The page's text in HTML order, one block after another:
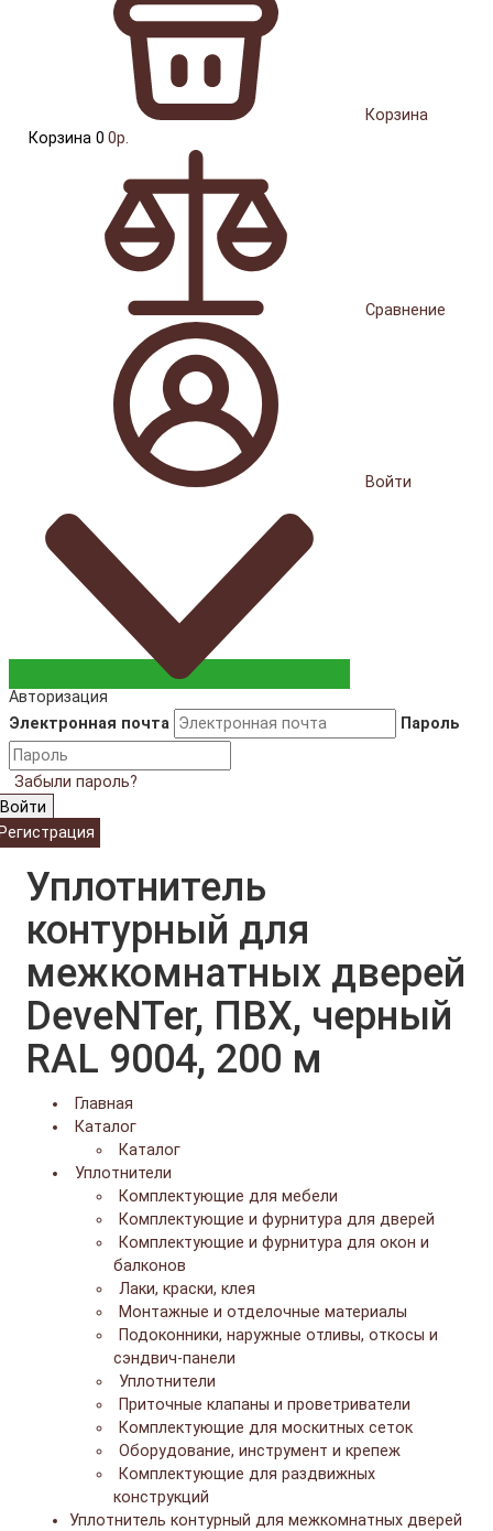
Корзина
Корзина 0 0р.
Сравнение
Войти
Авторизация
Электронная почта
Пароль
Забыли пароль?
Войти
Уплотнитель
контурный для
межкомнатных дверей
DeveNTer, ПВХ, черный
RAL 9004, 200 м
Главная
Каталог
Каталог
Уплотнители
Комплектующие для мебели
Комплектующие и фурнитура для дверей
Комплектующие и фурнитура для окон и
балконов
Лаки, краски, клея
Монтажные и отделочные материалы
Подоконники, наружные отливы, откосы и
сэндвич-панели
Уплотнители
Приточные клапаны и проветриватели
Комплектующие для москитных сеток
Оборудование, инструмент и крепеж
Комплектующие для раздвижных
конструкций
Уплотнитель контурный для межкомнатных дверей